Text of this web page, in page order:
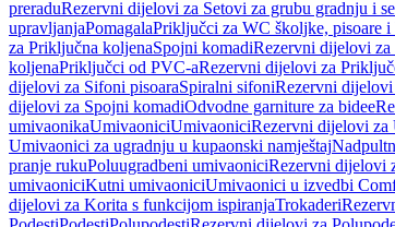
preraduRezervni dijelovi za Setovi za grubu gradnju i
upravljanjaPomagalaPriključci za WC školjke, pisoare i
za Priključna koljenaSpojni komadiRezervni dijelovi
koljenaPriključci od PVC-aRezervni dijelovi za
dijelovi za Sifoni pisoaraSpiralni sifoniRezervni
dijelovi za Spojni komadiOdvodne garniture za bidee
umivaonikaUmivaoniciUmivaoniciRezervni dijelovi za
Umivaonici za ugradnju u kupaonski namještaj
pranje rukuPoluugradbeni umivaoniciRezervni dijelovi
umivaoniciKutni umivaoniciUmivaonici u izvedbi
dijelovi za Korita s funkcijom ispiranjaTrokaderi